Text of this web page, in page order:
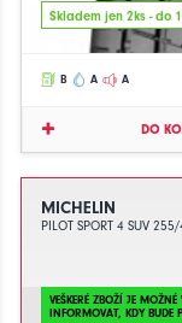
Skladem jen 2ks - do
B A A
DO
MICHELIN
PILOT SPORT 4 SUV
VEŠKERÉ ZBOŽÍ JE
INFORMOVAT, KDY BUDE